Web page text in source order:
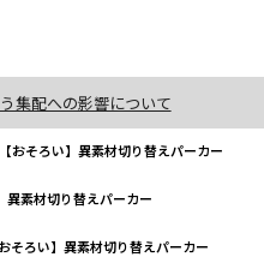
集配への影響について
【おそろい】異素材切り替えパーカー
異素材切り替えパーカー
おそろい】異素材切り替えパーカー